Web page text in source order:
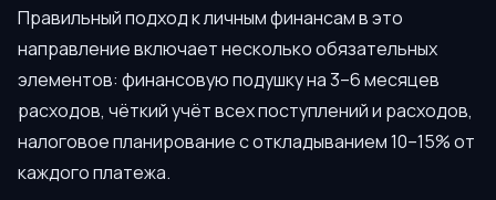
Правильный подход к личным финансам в это
направление включает несколько обязательных
элементов: финансовую подушку на 3–6 месяцев
расходов, чёткий учёт всех поступлений и расходов,
налоговое планирование с откладыванием 10–15% от
каждого платежа.